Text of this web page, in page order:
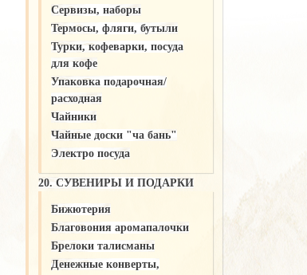
Сервизы, наборы
Термосы, фляги, бутыли
Турки, кофеварки, посуда
для кофе
Упаковка подарочная/
расходная
Чайники
Чайные доски "ча бань"
Электро посуда
20. СУВЕНИРЫ И ПОДАРКИ
Бижютерия
Благовония аромапалочки
Брелоки талисманы
Денежные конверты,